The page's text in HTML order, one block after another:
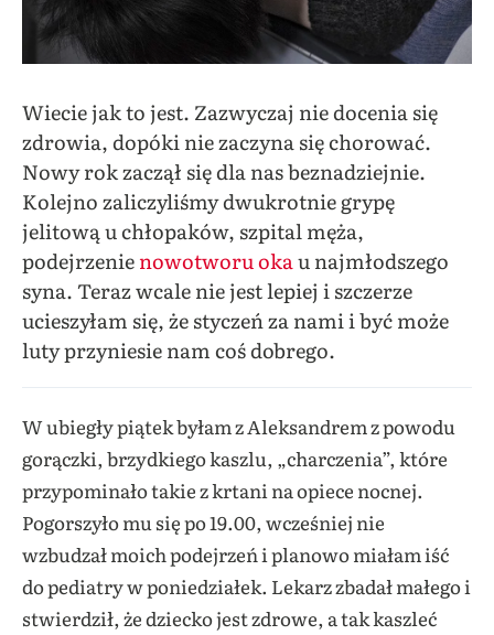
Wiecie jak to jest. Zazwyczaj nie docenia się
zdrowia, dopóki nie zaczyna się chorować.
Nowy rok zaczął się dla nas beznadziejnie.
Kolejno zaliczyliśmy dwukrotnie grypę
jelitową u chłopaków, szpital męża,
podejrzenienowotworu okau najmłodszego
syna. Teraz wcale nie jest lepiej i szczerze
ucieszyłam się, że styczeń za nami i być może
luty przyniesie nam coś dobrego.
W ubiegły piątek byłam z Aleksandrem z powodu
gorączki, brzydkiego kaszlu, „charczenia”, które
przypominało takie z krtani na opiece nocnej.
Pogorszyło mu się po 19.00, wcześniej nie
wzbudzał moich podejrzeń i planowo miałam iść
do pediatry w poniedziałek. Lekarz zbadał małego i
stwierdził, że dziecko jest zdrowe, a tak kaszleć